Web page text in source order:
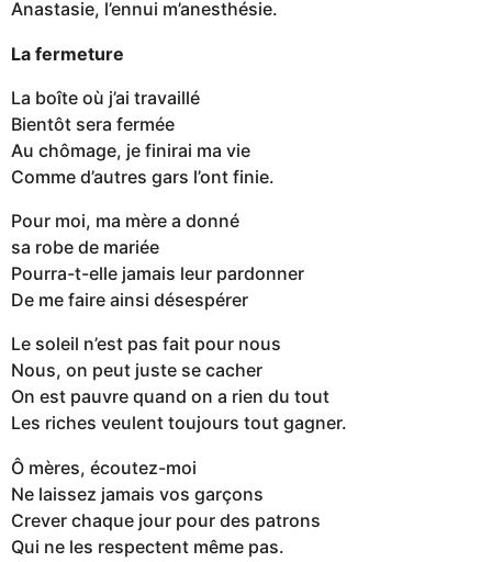
Anastasie, l’ennui m’anesthésie.
La fermeture
La boîte où j’ai travaillé
Bientôt sera fermée
Au chômage, je finirai ma vie
Comme d’autres gars l’ont finie.
Pour moi, ma mère a donné
sa robe de mariée
Pourra-t-elle jamais leur pardonner
De me faire ainsi désespérer
Le soleil n’est pas fait pour nous
Nous, on peut juste se cacher
On est pauvre quand on a rien du tout
Les riches veulent toujours tout gagner.
Ô mères, écoutez-moi
Ne laissez jamais vos garçons
Crever chaque jour pour des patrons
Qui ne les respectent même pas.